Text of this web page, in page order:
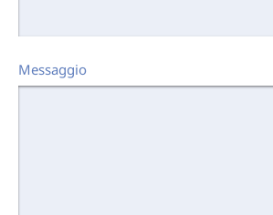
Messaggio